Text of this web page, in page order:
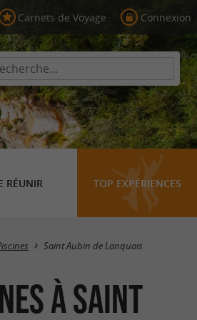
Carnets de Voyage Connexion
RÉUNIR TOP EXPÉRIENCES
Masquer la carte
Saint Aubin de Lanquais
à Saint